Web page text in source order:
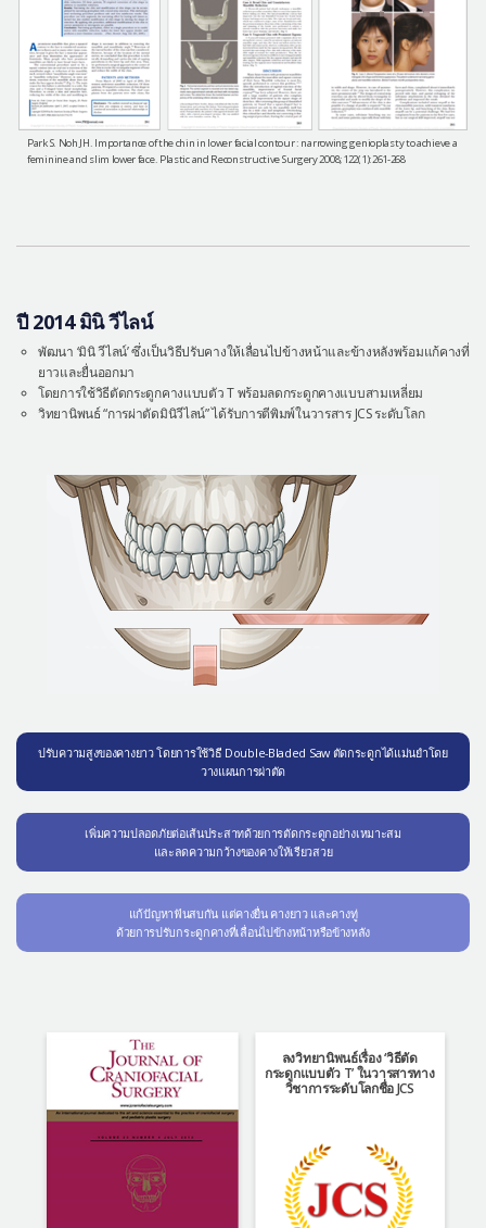
Park S. Noh JH. Importance of the chin in lower facial contour : narrowing genioplasty to achieve a
feminine and slim lower face. Plastic and Reconstructive Surgery 2008;122(1):261-268
ปี 2014 มินิ วีไลน์
พัฒนา ‘มินิ วีไลน์’ ซึ่งเป็นวิธีปรับคางให้เลื่อนไปข้างหน้าและข้างหลังพร้อมแก้คางที่
ยาวและยื่นออกมา
โดยการใช้วิธีตัดกระดูกคางแบบตัว T พร้อมลดกระดูกคางแบบสามเหลี่ยม
วิทยานิพนธ์ “การผ่าตัดมินิวีไลน์” ได้รับการตีพิมพ์ในวารสาร JCS ระดับโลก
ปรับความสูงของคางยาว โดยการใช้วิธี Double-Bladed Saw ตัดกระดูกได้แม่นยำโดย
วางแผนการผ่าตัด
เพิ่มความปลอดภัยต่อเส้นประสาทด้วยการตัดกระดูกอย่างเหมาะสม
และลดความกว้างของคางให้เรียวสวย
แก้ปัญหาฟันสบกัน แต่คางยื่น คางยาว และคางทู่
ด้วยการปรับกระดูกคางที่เลื่อนไปข้างหน้าหรือข้างหลัง
ลงวิทยานิพนธ์เรื่อง ‘วิธีตัด
กระดูกแบบตัว T’ ในวารสารทาง
วิชาการระดับโลกชื่อ JCS